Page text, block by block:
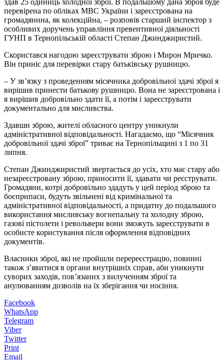
перевірена по обліках МВС України і зареєстрована на
громадянина, як колекційна, – розповів старший інспектор з
особливих доручень управління превентивної діяльності
ГУНП в Тернопільській області Степан Джинджиристий.
Скористався нагодою зареєструвати зброю і Мирон Мричко.
Він приніс для перевірки стару батьківську рушницю.
– У зв’язку з проведенням місячника добровільної здачі зброї я
вирішив принести батькову рушницю. Вона не зареєстрована і
я вирішив добровільно здати її, а потім і зареєструвати
документально для мисливства.
Здавши зброю, жителі обласного центру уникнули
адміністративної відповідальності. Нагадаємо, що “Місячник
добровільної здачі зброї” триває на Тернопільщині з 1 по 31
липня.
Степан Джинджиристий звертається до усіх, хто має стару або
незареєстровану зброю, приносити її, здавати чи реєструвати.
Громадяни, котрі добровільно здадуть у цей період зброю та
боєприпаси, будуть звільнені від кримінальної та
адміністративної відповідальності, а придатну до подальшого
використання мисливську вогнепальну та холодну зброю,
газові пістолети і револьвери вони зможуть зареєструвати в
особисте користування після оформлення відповідних
документів.
Власники зброї, які не пройшли перереєстрацію, повинні
також з’явитися в органи внутрішніх справ, аби уникнути
суворих заходів, пов’язаних з вилученням зброї та
анулюванням дозволів на їх зберігання чи носіння.
Facebook
WhatsApp
Telegram
Viber
Twitter
Print
Email